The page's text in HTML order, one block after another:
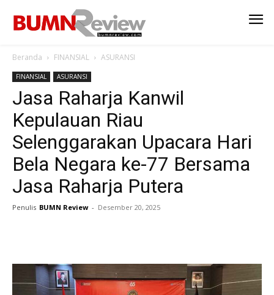
Beranda FINANSIAL ASURANSI
FINANSIAL ASURANSI
Jasa Raharja Kanwil
Kepulauan Riau
Selenggarakan Upacara Hari
Bela Negara ke-77 Bersama
Jasa Raharja Putera
Penulis BUMN Review - Desember 20, 2025